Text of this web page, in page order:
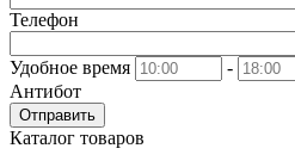
Телефон
Удобное время
-
Антибот
Отправить
Каталог товаров